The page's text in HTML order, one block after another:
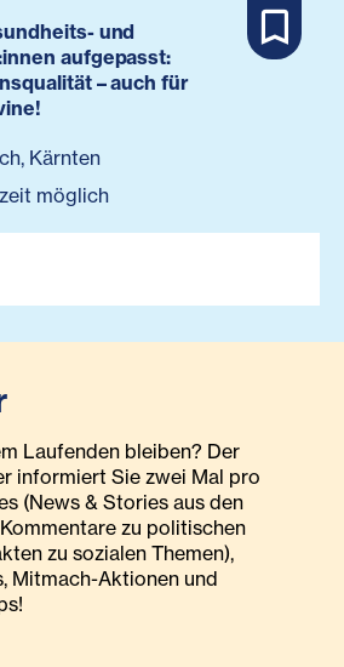
und
aufgepasst:
– auch für
Kärnten
möglich
Laufenden bleiben? Der
informiert Sie zwei Mal pro
(News & Stories aus den
zu politischen
zu sozialen Themen),
Mitmach-Aktionen und